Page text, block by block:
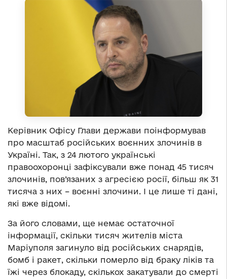
Керівник Офісу Глави держави поінформував
про масштаб російських воєнних злочинів в
Україні. Так, з 24 лютого українські
правоохоронці зафіксували вже понад 45 тисяч
злочинів, пов’язаних з агресією росії, більш як 31
тисяча з них – воєнні злочини. І це лише ті дані,
які вже відомі.
За його словами, ще немає остаточної
інформації, скільки тисяч жителів міста
Маріуполя загинуло від російських снарядів,
бомб і ракет, скільки померло від браку ліків та
їжі через блокаду, скількох закатували до смерті